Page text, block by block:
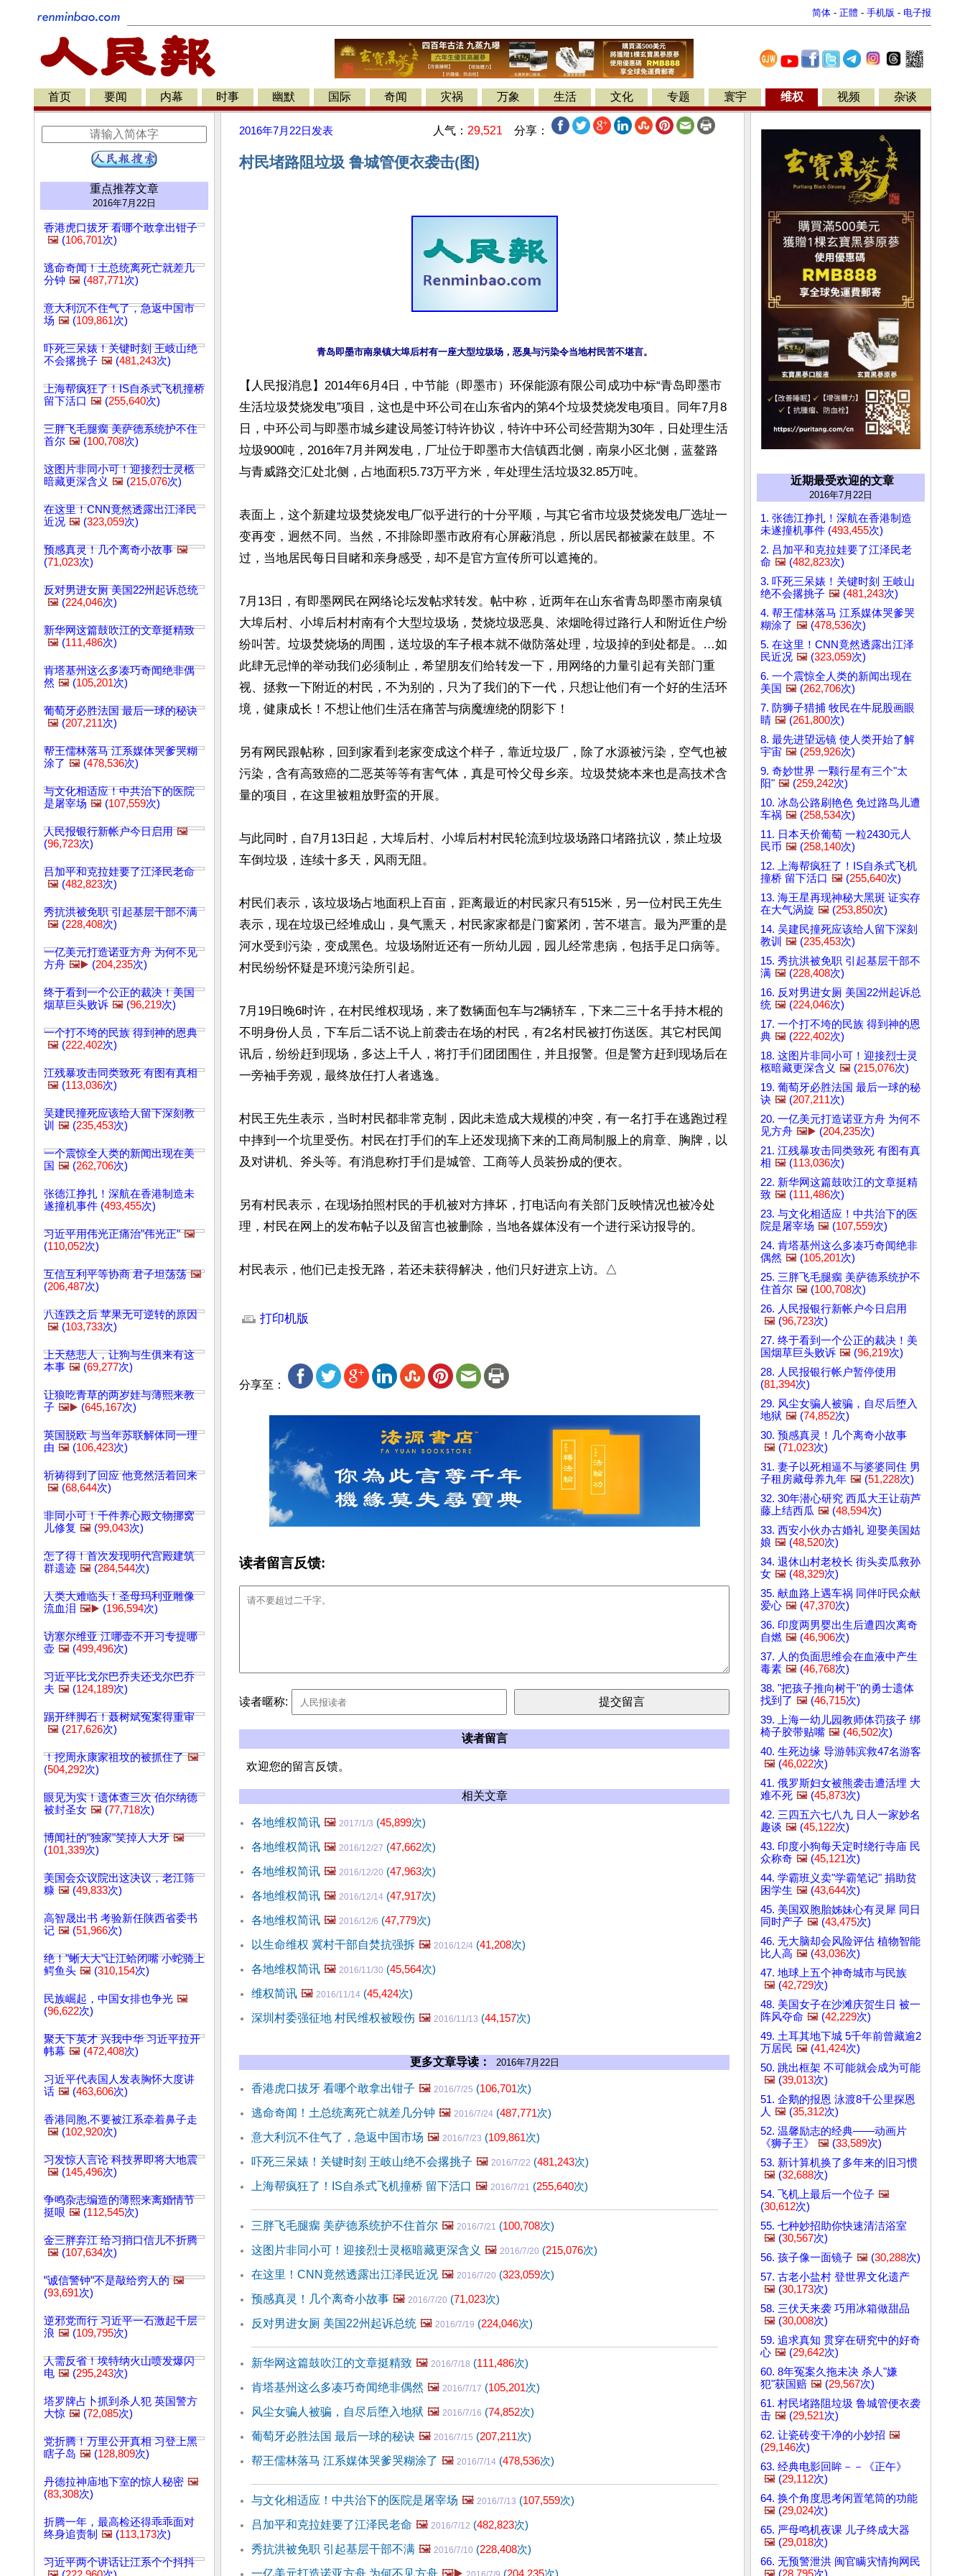
简体 - 正體 - 手机版 - 电子报
首页 要闻 内幕 时事 幽默 国际 奇闻 灾祸 万象 生活 文化 专题 寰宇 维权 视频 杂谈
重点推荐文章
2016年7月22日
香港虎口拔牙 看哪个敢拿出钳子
🖼️ (106,701次)
逃命奇闻！土总统离死亡就差几
分钟 🖼️ (487,771次)
意大利沉不住气了，急返中国市
场 🖼️ (109,861次)
吓死三呆婊！关键时刻 王岐山绝
不会撂挑子 🖼️ (481,243次)
上海帮疯狂了！IS自杀式飞机撞桥
留下活口 🖼️ (255,640次)
三胖飞毛腿瘸 美萨德系统护不住
首尔 🖼️ (100,708次)
这图片非同小可！迎接烈士灵柩
暗藏更深含义 🖼️ (215,076次)
在这里！CNN竟然透露出江泽民
近况 🖼️ (323,059次)
预感真灵！几个离奇小故事 🖼️
(71,023次)
反对男进女厕 美国22州起诉总统
🖼️ (224,046次)
新华网这篇鼓吹江的文章挺精致
🖼️ (111,486次)
肯塔基州这么多凑巧奇闻绝非偶
然 🖼️ (105,201次)
葡萄牙必胜法国 最后一球的秘诀
🖼️ (207,211次)
帮王儒林落马 江系媒体哭爹哭糊
涂了 🖼️ (478,536次)
与文化相适应！中共治下的医院
是屠宰场 🖼️ (107,559次)
人民报银行新帐户今日启用 🖼️
(96,723次)
吕加平和克拉娃要了江泽民老命
🖼️ (482,823次)
秀抗洪被免职 引起基层干部不满
🖼️ (228,408次)
一亿美元打造诺亚方舟 为何不见
方舟 🖼️▶️ (204,235次)
终于看到一个公正的裁决！美国
烟草巨头败诉 🖼️ (96,219次)
一个打不垮的民族 得到神的恩典
🖼️ (222,402次)
江残暴攻击同类致死 有图有真相
🖼️ (113,036次)
吴建民撞死应该给人留下深刻教
训
🖼️ (235,453次)
一个震惊全人类的新闻出现在美
国 🖼️ (262,706次)
张德江挣扎！深航在香港制造未
遂撞机事件 (493,455次)
习近平用伟光正痛治"伟光正" 🖼️
(110,052次)
互信互利平等协商 君子坦荡荡 🖼️
(206,487次)
八连跌之后 苹果无可逆转的原因
🖼️ (103,733次)
上天慈悲人，让狗与生俱来有这
本事 🖼️ (69,277次)
让狼吃青草的两岁娃与薄熙来教
子 🖼️▶️ (645,167次)
英国脱欧 与当年苏联解体同一理
由 🖼️ (106,423次)
祈祷得到了回应 他竟然活着回来
🖼️ (68,644次)
非同小可！千件养心殿文物挪窝
儿修复 🖼️ (99,043次)
怎了得！首次发现明代宫殿建筑
群遗迹 🖼️ (284,544次)
人类大难临头！圣母玛利亚雕像
流血泪 🖼️▶️ (196,594次)
访塞尔维亚 江哪壶不开习专提哪
壶 🖼️ (499,496次)
习近平比戈尔巴乔夫还戈尔巴乔
夫 🖼️ (124,189次)
踢开绊脚石！聂树斌冤案得重审
🖼️ (217,626次)
！挖周永康家祖坟的被抓住了 🖼️
(504,292次)
眼见为实！遗体查三次 伯尔纳德
被封圣女 🖼️ (77,718次)
博闻社的"独家"笑掉人大牙 🖼️
(101,339次)
美国会众议院出这决议，老江筛
糠 🖼️ (49,833次)
高智晟出书 考验新任陕西省委书
记 🖼️ (51,966次)
绝！"蜥大大"让江蛤闭嘴 小蛇骑上
鳄鱼头 🖼️ (310,154次)
民族崛起，中国女排也争光 🖼️
(96,622次)
聚天下英才 兴我中华 习近平拉开
帏幕 🖼️ (472,408次)
习近平代表国人发表胸怀大度讲
话 🖼️ (463,606次)
香港同胞,不要被江系牵着鼻子走
🖼️ (102,920次)
习发惊人言论 科技界即将大地震
🖼️ (145,496次)
争鸣杂志编造的薄熙来离婚情节
挺哏 🖼️ (112,545次)
金三胖弃江 给习捎口信儿不折腾
🖼️ (107,634次)
"诚信警钟"不是敲给穷人的 🖼️
(93,691次)
逆邪党而行 习近平一石激起千层
浪 🖼️ (109,795次)
人需反省！埃特纳火山喷发爆闪
电 🖼️ (295,243次)
塔罗牌占卜抓到杀人犯 英国警方
大惊 🖼️ (72,085次)
党折腾！万里公开真相 习登上黑
瞎子岛 🖼️ (128,809次)
丹德拉神庙地下室的惊人秘密 🖼️
(83,308次)
折腾一年，最高检还得乖乖面对
终身追责制 🖼️ (113,173次)
习近平两个讲话让江系个个抖抖
2016年7月22日 发表 人气： 29,521 分享：
村民堵路阻垃圾 鲁城管便衣袭击(图)
【人民报消息】2014年6月4日，中节能（即墨市）环保能源有限公司成功中标“青岛即墨市
生活垃圾焚烧发电”项目，这也是中环公司在山东省内的第4个垃圾焚烧发电项目。同年7月8
日，中环公司与即墨市城乡建设局签订特许协议，特许中环公司经营期为30年，日处理生活
垃圾900吨，2016年7月并网发电，厂址位于即墨市大信镇西北侧，南泉小区北侧，蓝鳌路
与青威路交汇处北侧，占地面积5.73万平方米，年处理生活垃圾32.85万吨。
表面上，这个新建垃圾焚烧发电厂似乎进行的十分平顺，与其它省市垃圾焚烧发电厂选址一
变再变，迥然不同。当然，不排除即墨市政府有心屏蔽消息，所以居民都被蒙在鼓里。不
过，当地居民每日目睹和亲身感受，却不是官方宣传所可以遮掩的。
7月13日，有即墨网民在网络论坛发帖求转发。帖中称，近两年在山东省青岛即墨市南泉镇
大埠后村、小埠后村村南有个大型垃圾场，焚烧垃圾恶臭、浓烟呛得过路行人和附近住户纷
纷叫苦。垃圾焚烧场的周围，送垃圾的车子根本就不做防落处理，垃圾掉的到处都是。…如
此肆无忌惮的举动我们必须制止，希望朋友们给转发一下，用网络的力量引起有关部门重
视、拯救一下附近的村民，不为别的，只为了我们的下一代，只想让他们有一个好的生活环
境，健康成长！不想让他们生活在痛苦与病魔缠绕的阴影下！
另有网民跟帖称，回到家看到老家变成这个样子，靠近垃圾厂，除了水源被污染，空气也被
污染，含有高致癌的二恶英等等有害气体，真是可怜父母乡亲。垃圾焚烧本来也是高技术含
量的项目，在这里被粗放野蛮的开展。
与此同时，自7月13日起，大埠后村、小埠后村村民轮流到垃圾场路口堵路抗议，禁止垃圾
车倒垃圾，连续十多天，风雨无阻。
村民们表示，该垃圾场占地面积上百亩，距离最近的村民家只有515米，另一位村民王先生
表示，现在垃圾已经堆成山，臭气熏天，村民家家都是门窗紧闭，苦不堪言。最为严重的是
河水受到污染，变成黑色。垃圾场附近还有一所幼儿园，园儿经常患病，包括手足口病等。
村民纷纷怀疑是环境污染所引起。
7月19日晚6时许，在村民维权现场，来了数辆面包车与2辆轿车，下来二三十名手持木棍的
不明身份人员，下车后二话不说上前袭击在场的村民，有2名村民被打伤送医。其它村民闻
讯后，纷纷赶到现场，多达上千人，将打手们团团围住，并且报警。但是警方赶到现场后在
一旁袖手旁观，最终放任打人者逃逸。
村民王先生表示，当时村民都非常克制，因此未造成大规模的冲突，有一名打手在逃跑过程
中摔到一个坑里受伤。村民在打手们的车上还发现摘下来的工商局制服上的肩章、胸牌，以
及对讲机、斧头等。有消息称打手们是城管、工商等人员装扮成的便衣。
另有村民表示，在现场拍照村民的手机被对方摔坏，打电话向有关部门反映情况也被冷处
理，村民在网上的发布帖子以及留言也被删除，当地各媒体没有一个进行采访报导的。
村民表示，他们已走投无路，若还未获得解决，他们只好进京上访。△
打印机版
分享至：
读者留言反馈:
读者暱称:
读者留言
欢迎您的留言反馈。
相关文章
各地维权简讯 🖼️ 2017/1/3 (45,899次)
各地维权简讯 🖼️ 2016/12/27 (47,662次)
各地维权简讯 🖼️ 2016/12/20 (47,963次)
各地维权简讯 🖼️ 2016/12/14 (47,917次)
各地维权简讯 🖼️ 2016/12/6 (47,779次)
以生命维权 冀村干部自焚抗强拆 🖼️ 2016/12/4 (41,208次)
各地维权简讯 🖼️ 2016/11/30 (45,564次)
维权简讯 🖼️ 2016/11/14 (45,424次)
深圳村委强征地 村民维权被殴伤 🖼️ 2016/11/13 (44,157次)
更多文章导读： 2016年7月22日
香港虎口拔牙 看哪个敢拿出钳子 🖼️ 2016/7/25 (106,701次)
逃命奇闻！土总统离死亡就差几分钟 🖼️ 2016/7/24 (487,771次)
意大利沉不住气了，急返中国市场 🖼️ 2016/7/23 (109,861次)
吓死三呆婊！关键时刻 王岐山绝不会撂挑子 🖼️ 2016/7/22 (481,243次)
上海帮疯狂了！IS自杀式飞机撞桥 留下活口 🖼️ 2016/7/21 (255,640次)
三胖飞毛腿瘸 美萨德系统护不住首尔 🖼️ 2016/7/21 (100,708次)
这图片非同小可！迎接烈士灵柩暗藏更深含义 🖼️ 2016/7/20 (215,076次)
在这里！CNN竟然透露出江泽民近况 🖼️ 2016/7/20 (323,059次)
预感真灵！几个离奇小故事 🖼️ 2016/7/20 (71,023次)
反对男进女厕 美国22州起诉总统 🖼️ 2016/7/19 (224,046次)
新华网这篇鼓吹江的文章挺精致 🖼️ 2016/7/18 (111,486次)
肯塔基州这么多凑巧奇闻绝非偶然 🖼️ 2016/7/17 (105,201次)
风尘女骗人被骗，自尽后堕入地狱 🖼️ 2016/7/16 (74,852次)
葡萄牙必胜法国 最后一球的秘诀 🖼️ 2016/7/15 (207,211次)
帮王儒林落马 江系媒体哭爹哭糊涂了 🖼️ 2016/7/14 (478,536次)
与文化相适应！中共治下的医院是屠宰场 🖼️ 2016/7/13 (107,559次)
吕加平和克拉娃要了江泽民老命 🖼️ 2016/7/12 (482,823次)
秀抗洪被免职 引起基层干部不满 🖼️ 2016/7/10 (228,408次)
一亿美元打造诺亚方舟 为何不见方舟 🖼️▶️ (204,235次)
近期最受欢迎的文章
2016年7月22日
1. 张德江挣扎！深航在香港制造
未遂撞机事件 (493,455次)
2. 吕加平和克拉娃要了江泽民老
命 🖼️ (482,823次)
3. 吓死三呆婊！关键时刻 王岐山
绝不会撂挑子 🖼️ (481,243次)
4. 帮王儒林落马 江系媒体哭爹哭
糊涂了 🖼️ (478,536次)
5. 在这里！CNN竟然透露出江泽
民近况 🖼️ (323,059次)
6. 一个震惊全人类的新闻出现在
美国 🖼️ (262,706次)
7. 防狮子猎捕 牧民在牛屁股画眼
睛 🖼️ (261,800次)
8. 最先进望远镜 使人类开始了解
宇宙 🖼️ (259,926次)
9. 奇妙世界 一颗行星有三个"太
阳" 🖼️ (259,242次)
10. 冰岛公路刷艳色 免过路鸟儿遭
车祸 🖼️ (258,534次)
11. 日本天价葡萄 一粒2430元人
民币 🖼️ (258,140次)
12. 上海帮疯狂了！IS自杀式飞机
撞桥 留下活口 🖼️ (255,640次)
13. 海王星再现神秘大黑斑 证实存
在大气涡旋 🖼️ (253,850次)
14. 吴建民撞死应该给人留下深刻
教训 🖼️ (235,453次)
15. 秀抗洪被免职 引起基层干部不
满 🖼️ (228,408次)
16. 反对男进女厕 美国22州起诉总
统 🖼️ (224,046次)
17. 一个打不垮的民族 得到神的恩
典 🖼️ (222,402次)
18. 这图片非同小可！迎接烈士灵
柩暗藏更深含义 🖼️ (215,076次)
19. 葡萄牙必胜法国 最后一球的秘
诀 🖼️ (207,211次)
20. 一亿美元打造诺亚方舟 为何不
见方舟 🖼️▶️ (204,235次)
21. 江残暴攻击同类致死 有图有真
相 🖼️ (113,036次)
22. 新华网这篇鼓吹江的文章挺精
致 🖼️ (111,486次)
23. 与文化相适应！中共治下的医
院是屠宰场 🖼️ (107,559次)
24. 肯塔基州这么多凑巧奇闻绝非
偶然 🖼️ (105,201次)
25. 三胖飞毛腿瘸 美萨德系统护不
住首尔 🖼️ (100,708次)
26. 人民报银行新帐户今日启用
🖼️ (96,723次)
27. 终于看到一个公正的裁决！美
国烟草巨头败诉 🖼️ (96,219次)
28. 人民报银行帐户暂停使用
(81,394次)
29. 风尘女骗人被骗，自尽后堕入
地狱 🖼️ (74,852次)
30. 预感真灵！几个离奇小故事
🖼️ (71,023次)
31. 妻子以死相逼不与婆婆同住 男
子租房藏母养九年 🖼️ (51,228次)
32. 30年潜心研究 西瓜大王让葫芦
藤上结西瓜 🖼️ (48,594次)
33. 西安小伙办古婚礼 迎娶美国姑
娘 🖼️ (48,520次)
34. 退休山村老校长 街头卖瓜救孙
女 🖼️ (48,329次)
35. 献血路上遇车祸 同伴吁民众献
爱心 🖼️ (47,370次)
36. 印度两男婴出生后遭四次离奇
自燃 🖼️ (46,906次)
37. 人的负面思维会在血液中产生
毒素 🖼️ (46,768次)
38. "把孩子推向树干"的勇士遗体
找到了 🖼️ (46,715次)
39. 上海一幼儿园教师体罚孩子 绑
椅子胶带贴嘴 🖼️ (46,502次)
40. 生死边缘 导游韩滨救47名游客
🖼️ (46,022次)
41. 俄罗斯妇女被熊袭击遭活埋 大
难不死 🖼️ (45,873次)
42. 三四五六七八九 日人一家妙名
趣谈 🖼️ (45,122次)
43. 印度小狗每天定时绕行寺庙 民
众称奇 🖼️ (45,121次)
44. 学霸班义卖"学霸笔记" 捐助贫
困学生 🖼️ (43,644次)
45. 美国双胞胎姊妹心有灵犀 同日
同时产子 🖼️ (43,475次)
46. 无大脑却会风险评估 植物智能
比人高 🖼️ (43,036次)
47. 地球上五个神奇城市与民族
🖼️ (42,729次)
48. 美国女子在沙滩庆贺生日 被一
阵风夺命 🖼️ (42,229次)
49. 土耳其地下城 5千年前曾藏逾2
万居民 🖼️ (41,424次)
50. 跳出框架 不可能就会成为可能
🖼️ (39,013次)
51. 企鹅的报恩 泳渡8千公里探恩
人 🖼️ (35,312次)
52. 温馨励志的经典——动画片
《狮子王》
🖼️ (33,589次)
53. 新计算机换了多年来的旧习惯
🖼️ (32,688次)
54. 飞机上最后一个位子 🖼️
(30,612次)
55. 七种妙招助你快速清洁浴室
🖼️ (30,567次)
56. 孩子像一面镜子 🖼️ (30,288次)
57. 古老小盐村 登世界文化遗产
🖼️ (30,173次)
58. 三伏天来袭 巧用冰箱做甜品
🖼️ (30,008次)
59. 追求真知 贯穿在研究中的好奇
心 🖼️ (29,642次)
60. 8年冤案久拖未决 杀人"嫌
犯"获国赔 🖼️ (29,567次)
61. 村民堵路阻垃圾 鲁城管便衣袭
击 🖼️ (29,521次)
62. 让瓷砖变干净的小妙招 🖼️
(29,146次)
63. 经典电影回眸－－《正午》
🖼️ (29,112次)
64. 换个角度思考闲置笔筒的功能
🖼️ (29,024次)
65. 严母鸣机夜课 儿子终成大器
🖼️ (29,018次)
66. 无预警泄洪 闽官瞒灾情拘网民
🖼️ (28,795次)